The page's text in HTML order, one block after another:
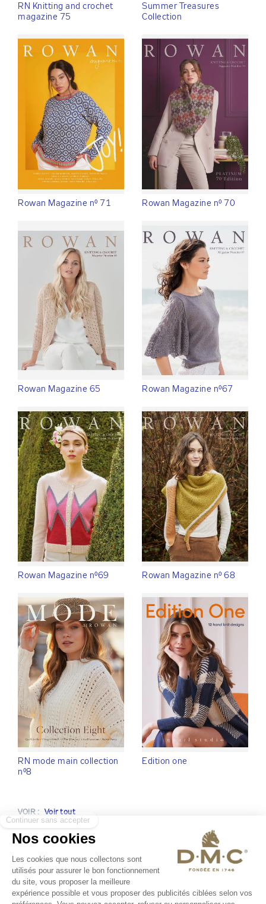
RN Knitting and crochet
magazine 75
Summer Treasures
Collection
Rowan Magazine n° 71 Rowan Magazine n° 70
Rowan Magazine 65 Rowan Magazine n°67
Rowan Magazine n°69 Rowan Magazine n° 68
RN mode main collection
n°8
Edition one
VOIR : Voir tout
La qualité
DMC